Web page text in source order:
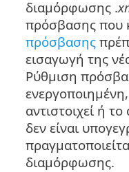
διαμόρφωσης .
πρόσβασης που
πρόσβασης
εισαγωγή της
Ρύθμιση
αντιστοιχεί ή
δεν είναι
διαμόρφωσης.